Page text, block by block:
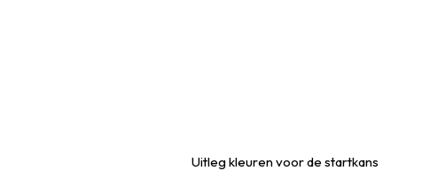
Uitleg kleuren voor de startkans